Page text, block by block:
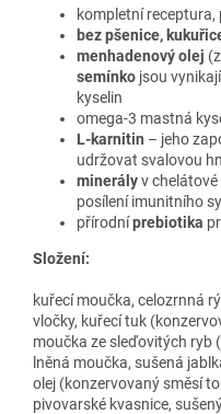
kompletní
bez pšenice,
menhadenový olej
semínko jsou
kyselin
omega-3 mastná
L-karnitin – jeho
udržovat svalovou
minerályv
posílení imunitního
přírodníprebiotika
Složení:
kuřecí moučka, celozrnná
vločky, kuřecí tuk
moučka ze sleďovitých ryb
lněná moučka, sušená
olej (konzervovaný směsí
pivovarské kvasnice,